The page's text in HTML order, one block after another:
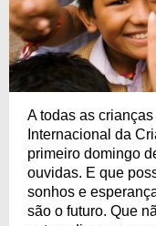
A todas as
Internacional da
primeiro domingo
ouvidas. E que
sonhos e
são o futuro. Que